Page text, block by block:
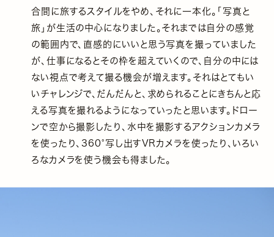
合間に旅するスタイルをやめ、それに一本化。「写真と
旅」が生活の中心になりました。それまでは自分の感覚
の範囲内で、直感的にいいと思う写真を撮っていました
が、仕事になるとその枠を超えていくので、自分の中には
ない視点で考えて撮る機会が増えます。それはとてもい
いチャレンジで、だんだんと、求められることにきちんと応
える写真を撮れるようになっていったと思います。ドロー
ンで空から撮影したり、水中を撮影するアクションカメラ
を使ったり、360°写し出すVRカメラを使ったり、いろい
ろなカメラを使う機会も得ました。